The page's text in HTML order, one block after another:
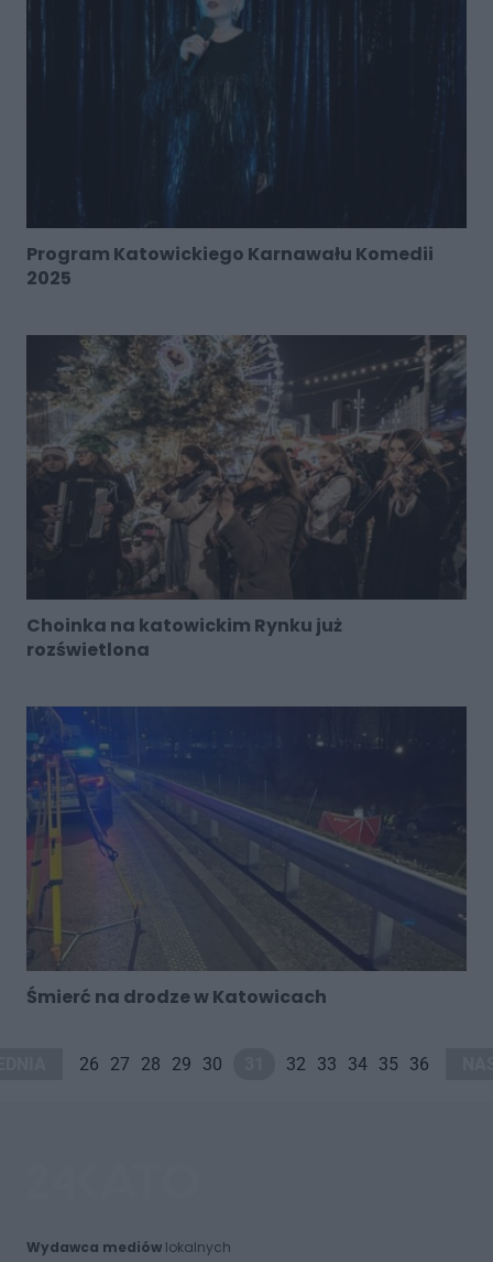
Program Katowickiego Karnawału Komedii
2025
Choinka na katowickim Rynku już
rozświetlona
Śmierć na drodze w Katowicach
26 27 28 29 30 32 33 34 35 36
Wydawca mediówlokalnych